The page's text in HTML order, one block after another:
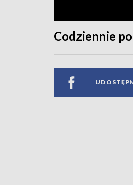
Codziennie